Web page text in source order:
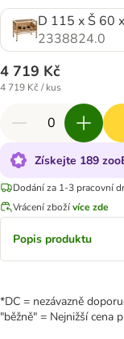
D 115 x Š 60
2338824.0
4 719 Kč
4 719 Kč / kus
Získejte 189
Dodání za 1-3 pracovní
Vrácení zbožívíce zde
Popis produktu
*DC = nezávazně
"běžně" = Nejnižší cena